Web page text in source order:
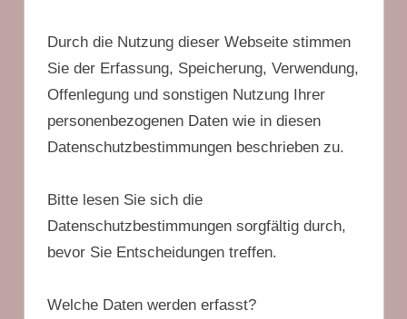
Durch die Nutzung dieser Webseite stimmen
Sie der Erfassung, Speicherung, Verwendung,
Offenlegung und sonstigen Nutzung Ihrer
personenbezogenen Daten wie in diesen
Datenschutzbestimmungen beschrieben zu.
Bitte lesen Sie sich die
Datenschutzbestimmungen sorgfältig durch,
bevor Sie Entscheidungen treffen.
Welche Daten werden erfasst?